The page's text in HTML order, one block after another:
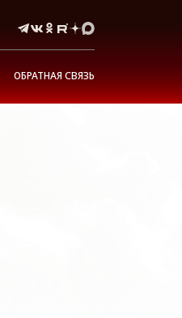
ОБРАТНАЯ СВЯЗЬ